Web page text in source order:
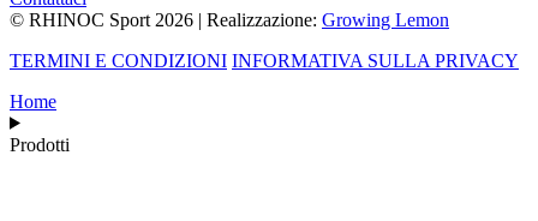
© RHINOC Sport 2026 | Realizzazione: Growing Lemon
TERMINI E CONDIZIONI INFORMATIVA SULLA PRIVACY
Home
Prodotti